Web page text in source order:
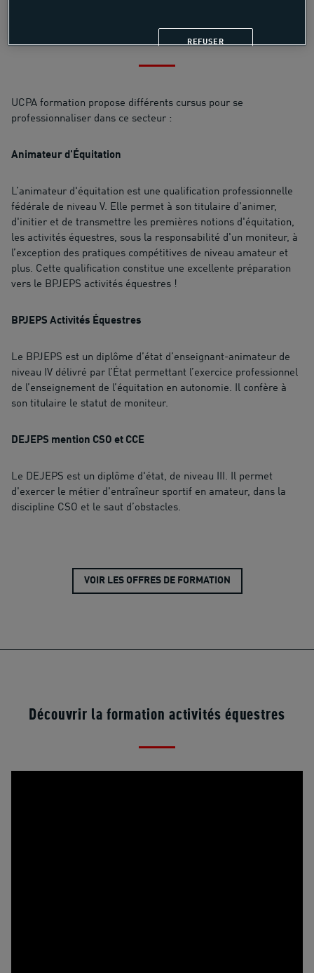
Nos formations activités équestres
UCPA formation propose différents cursus pour se
professionnaliser dans ce secteur :
Animateur d'Équitation
L’animateur d'équitation est une qualification professionnelle
fédérale de niveau V. Elle permet à son titulaire d'animer,
d'initier et de transmettre les premières notions d'équitation,
les activités équestres, sous la responsabilité d'un moniteur, à
l’exception des pratiques compétitives de niveau amateur et
plus. Cette qualification constitue une excellente préparation
vers le BPJEPS activités équestres !
BPJEPS Activités Équestres
Le BPJEPS est un diplôme d’état d’enseignant-animateur de
niveau IV délivré par l’État permettant l’exercice professionnel
de l’enseignement de l’équitation en autonomie. Il confère à
son titulaire le statut de moniteur.
DEJEPS mention CSO et CCE
Le DEJEPS est un diplôme d'état, de niveau III. Il permet
d'exercer le métier d'entraîneur sportif en amateur, dans la
discipline CSO et le saut d’obstacles.
VOIR LES OFFRES DE FORMATION
Découvrir la formation activités équestres
REFUSER